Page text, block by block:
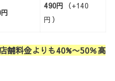
490円 （+140
円）
舗料金よりも40%〜50％高